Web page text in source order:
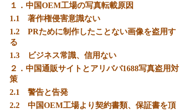
１． 中国OEM工場の写真転載原因
1.1 著作権侵害意識ない
1.2 PRために制作したことない画像を盗用す
る
1.3 ビジネス常識、信用ない
２． 中国通販サイトとアリババ1688写真盗用対
策
2.1 警告と告発
2.2 中国OEM工場より契約書類、保証書を頂